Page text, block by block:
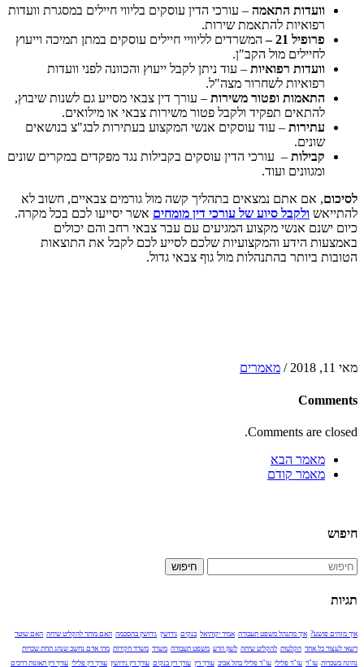
וועדות התאמה – עורכי הדין עוסקים בליווי חיילים במסגרת וועדות
רפואיות להתאמת שירות.
פרופיל 21 –
המשרדים לליוויי חיילים עוסקים במתן תמיכה וייעוץ
לחיילים מול הקב"ן.
וועדות רפואיות – עוד ניתן לקבל ייעוץ והכוונה לפני וועדות
רפואיות לשחרור מצה"ל.
התאמות ופטור משירות – עורך דין צבאי מסייע גם לשנות שיבוץ,
להתאים תפקיד ולקבל פטור משירות צבאי או מילואים.
עתירות – עוד עוסקים אנשי המקצוע בעתירות לבג"צ בנושאים
שונים.
קבילות – עורכי הדין עוסקים בקבילות נגד מפקדים במקרים שונים
ומגוונים ועוד.
לסיכום, אם אתם נמצאים בתהליך קשה מול גורמים צבאיים, חשוב לא
להתייאש ולקבל סיוע של עורכי דין מומחים אשר יסייעו לכם בכל מקרה.
כיום ישנם אנשי מקצוע המגיעים עם עבר צבאי רחב והם יכולים
באמצעות הידע והמקצועיות שלכם לסייע לכם לקבל את התוצאות
הטובות ביותר בהתנהלות מול גוף צבאי גדול.
מאי 11, 2018 / מאמרים
Comments
Comments are closed.
מאמר הבא
מאמר קודם
חיפוש
חיפוש
תגיות
איך מזהים פושע? איך מתנהל משפט תעבורה אמיר יקותיאל בנקים גירושין גירושין בהסכמה האם מותר להקליט שיחה האם שוטר
רשאי לעצור כל אחד הקלטות להקליט שיחה לשון הרע משפט תעבורה משרד משרד חקירות מתי אדם נחשב שנהג תחת שכרות
נהיגה בשכרות עו"ד עו"ד פלילי עו"ד פלילי בתל אביב עורך דין עורך דין בנקים עורך דין גירושין עורך דין פלילי עורך דין תאונות דרכים